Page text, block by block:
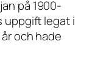
på 1900-
uppgift legat i
och hade